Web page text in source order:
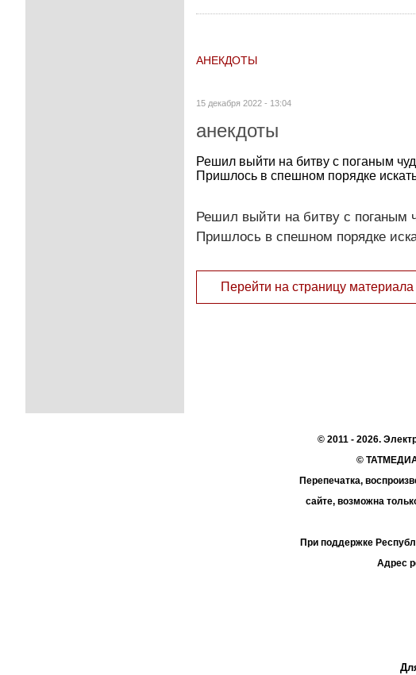
АНЕКДОТЫ
15 декабря 2022 - 13:04
анекдоты
Решил выйти на битву с поганым
Пришлось в спешном порядке
Решил выйти на битву с поганым
Пришлось в спешном порядке
Перейти на страницу материала
© 2011 - 2026.
©
Перепечатка,
сайте, возможна
При поддержке
Адрес